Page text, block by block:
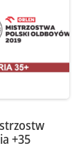
+35